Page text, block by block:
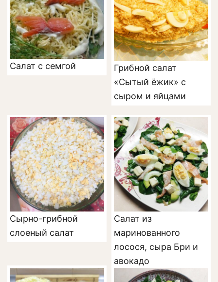
Салат с семгой
Грибной салат
«Сытый ёжик» с
сыром и яйцами
Сырно-грибной
слоеный салат
Салат из
маринованного
лосося, сыра Бри и
авокадо